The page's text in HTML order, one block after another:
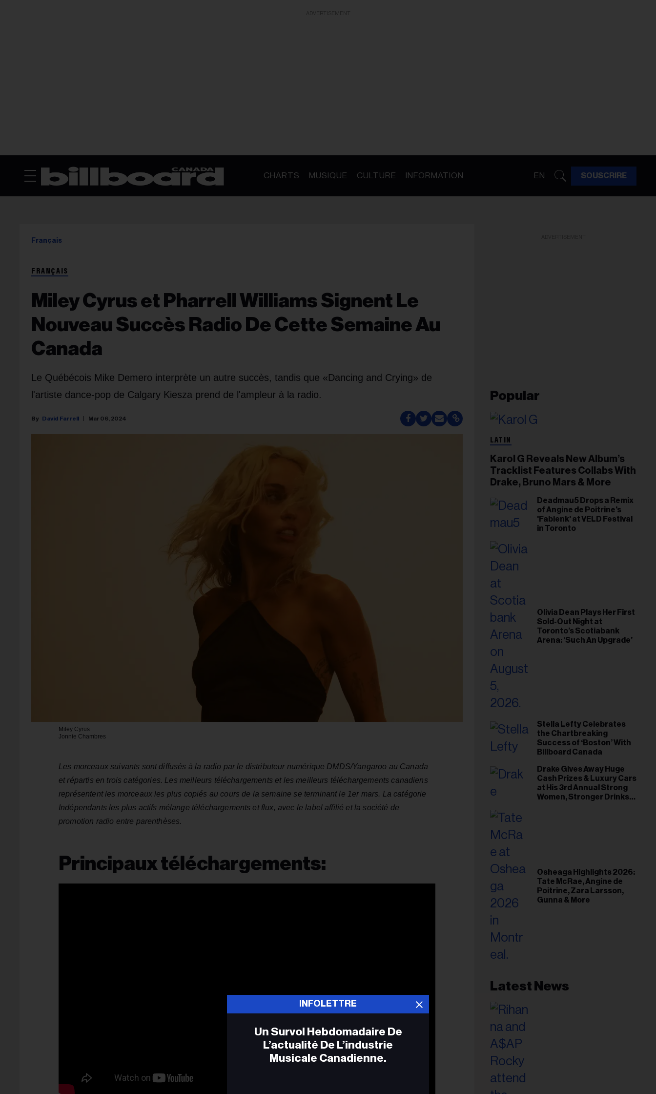
CHARTS MUSIQUE CULTURE INFORMATION EN SOUSCRIRE
Français
FRANÇAIS
Miley Cyrus et Pharrell Williams Signent Le
Nouveau Succès Radio De Cette Semaine Au
Canada
Le Québécois Mike Demero interprète un autre succès, tandis que «Dancing and Crying» de
l'artiste dance-pop de Calgary Kiesza prend de l'ampleur à la radio.
David Farrell Mar 06, 2024
Miley Cyrus
Jonnie Chambres
Les morceaux suivants sont diffusés à la radio par le distributeur numérique DMDS/Yangaroo au Canada
et répartis en trois catégories. Les meilleurs téléchargements et les meilleurs téléchargements canadiens
représentent les morceaux les plus copiés au cours de la semaine se terminant le 1er mars. La catégorie
Indépendants les plus actifs mélange téléchargements et flux, avec le label affilié et la société de
promotion radio entre parenthèses.
Principaux téléchargements:
Popular
LATIN
Karol G Reveals New Album’s
Tracklist Features Collabs With
Drake, Bruno Mars & More
Deadmau5 Drops a Remix
of Angine de Poitrine's
'Fabienk' at VELD Festival
in Toronto
Olivia Dean Plays Her First
Sold-Out Night at
Toronto’s Scotiabank
Arena: ‘Such An Upgrade’
Stella Lefty Celebrates
the Chartbreaking
Success of ‘Boston’ With
Billboard Canada
Drake Gives Away Huge
Cash Prizes & Luxury Cars
at His 3rd Annual Strong
Women, Stronger Drinks
Osheaga Highlights 2026:
Tate McRae, Angine de
Poitrine, Zara Larsson,
Gunna & More
Latest News
INFOLETTRE
Un Survol Hebdomadaire De
L’actualité De L’industrie
Musicale Canadienne.